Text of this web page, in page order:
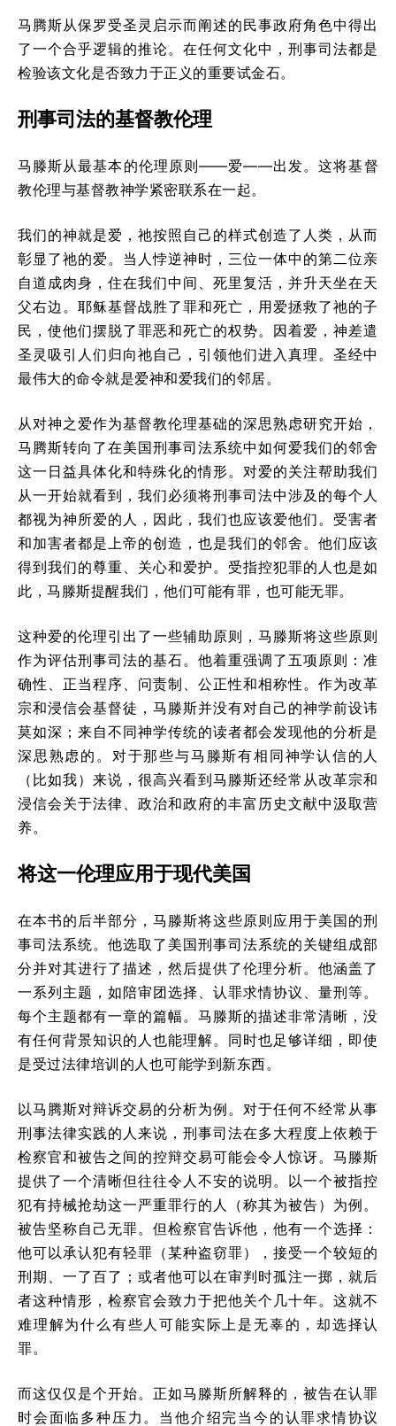
马腾斯从保罗受圣灵启示而阐述的民事政府角色中得出
了一个合乎逻辑的推论。在任何文化中，刑事司法都是
检验该文化是否致力于正义的重要试金石。
刑事司法的基督教伦理
马滕斯从最基本的伦理原则——爱——出发。这将基督
教伦理与基督教神学紧密联系在一起。
我们的神就是爱，祂按照自己的样式创造了人类，从而
彰显了祂的爱。当人悖逆神时，三位一体中的第二位亲
自道成肉身，住在我们中间、死里复活，并升天坐在天
父右边。耶稣基督战胜了罪和死亡，用爱拯救了祂的子
民，使他们摆脱了罪恶和死亡的权势。因着爱，神差遣
圣灵吸引人们归向祂自己，引领他们进入真理。圣经中
最伟大的命令就是爱神和爱我们的邻居。
从对神之爱作为基督教伦理基础的深思熟虑研究开始，
马腾斯转向了在美国刑事司法系统中如何爱我们的邻舍
这一日益具体化和特殊化的情形。对爱的关注帮助我们
从一开始就看到，我们必须将刑事司法中涉及的每个人
都视为神所爱的人，因此，我们也应该爱他们。受害者
和加害者都是上帝的创造，也是我们的邻舍。他们应该
得到我们的尊重、关心和爱护。受指控犯罪的人也是如
此，马滕斯提醒我们，他们可能有罪，也可能无罪。
这种爱的伦理引出了一些辅助原则，马滕斯将这些原则
作为评估刑事司法的基石。他着重强调了五项原则：准
确性、正当程序、问责制、公正性和相称性。作为改革
宗和浸信会基督徒，马滕斯并没有对自己的神学前设讳
莫如深；来自不同神学传统的读者都会发现他的分析是
深思熟虑的。对于那些与马滕斯有相同神学认信的人
（比如我）来说，很高兴看到马滕斯还经常从改革宗和
浸信会关于法律、政治和政府的丰富历史文献中汲取营
养。
将这一伦理应用于现代美国
在本书的后半部分，马滕斯将这些原则应用于美国的刑
事司法系统。他选取了美国刑事司法系统的关键组成部
分并对其进行了描述，然后提供了伦理分析。他涵盖了
一系列主题，如陪审团选择、认罪求情协议、量刑等。
每个主题都有一章的篇幅。马滕斯的描述非常清晰，没
有任何背景知识的人也能理解。同时也足够详细，即使
是受过法律培训的人也可能学到新东西。
以马腾斯对辩诉交易的分析为例。对于任何不经常从事
刑事法律实践的人来说，刑事司法在多大程度上依赖于
检察官和被告之间的控辩交易可能会令人惊讶。马滕斯
提供了一个清晰但往往令人不安的说明。以一个被指控
犯有持械抢劫这一严重罪行的人（称其为被告）为例。
被告坚称自己无罪。但检察官告诉他，他有一个选择：
他可以承认犯有轻罪（某种盗窃罪），接受一个较短的
刑期、一了百了；或者他可以在审判时孤注一掷，就后
者这种情形，检察官会致力于把他关个几十年。这就不
难理解为什么有些人可能实际上是无辜的，却选择认
罪。
而这仅仅是个开始。正如马滕斯所解释的，被告在认罪
时会面临多种压力。当他介绍完当今的认罪求情协议